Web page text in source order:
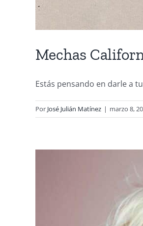
Mechas
Estás pensando en darle a
Por José Julián Matínez | marzo 8,